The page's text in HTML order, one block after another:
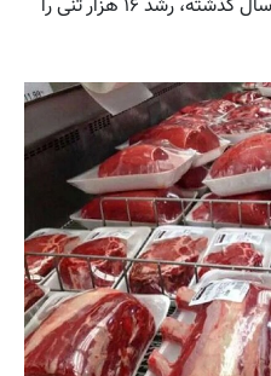
۹۲۳ هزار تن رسیده که نسبت به سال گذشته، رشد ۱۶ هزار تنی را